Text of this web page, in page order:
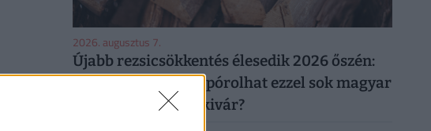
2026. augusztus 7.
Újabb rezsicsökkentés élesedik 2026 őszén:
tényleg tízezreket spórolhat ezzel sok magyar
háztulaj, aki most kivár?